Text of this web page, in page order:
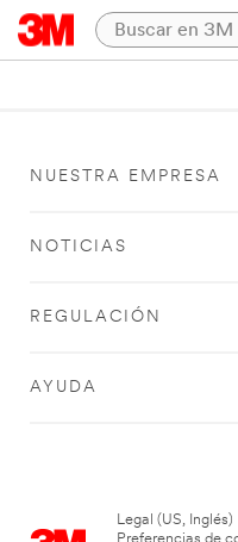
NUESTRA EMPRESA
NOTICIAS
REGULACIÓN
AYUDA
Legal (US, Inglés)
Preferencias de